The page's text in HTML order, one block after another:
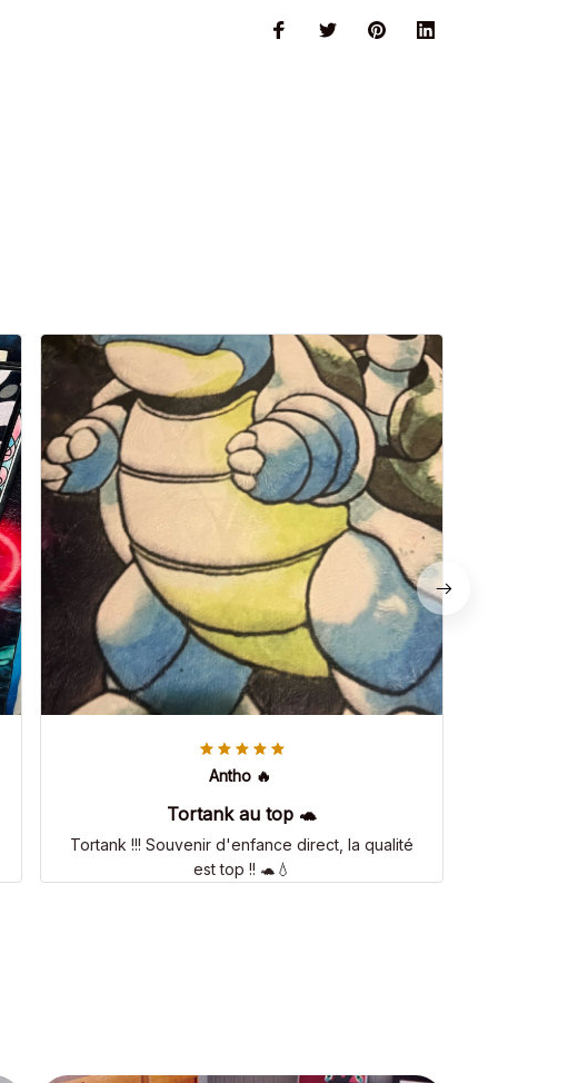
Antho 🔥
Tortank au top 🐢
Tortank !!! Souvenir d'enfance direct, la qualité
est top !! 🐢💧